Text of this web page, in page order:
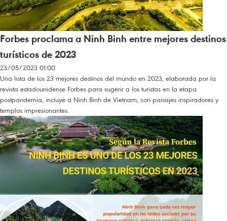
Forbes proclama a Ninh Binh entre mejores destinos
turísticos de 2023
23/05/2023 01:00
Una lista de los 23 mejores destinos del mundo en 2023, elaborada por la
revista estadounidense Forbes para sugerir a los turistas en la etapa
postpandemia, incluye a Ninh Binh de Vietnam, con paisajes inspiradores y
templos impresionantes.